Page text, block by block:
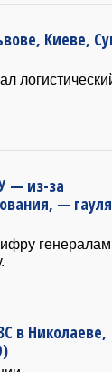
Киеве,
— из-за
—
в Николаеве,